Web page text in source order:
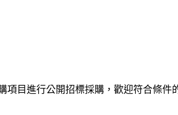
項目進行公開招標採購，歡迎符合條件